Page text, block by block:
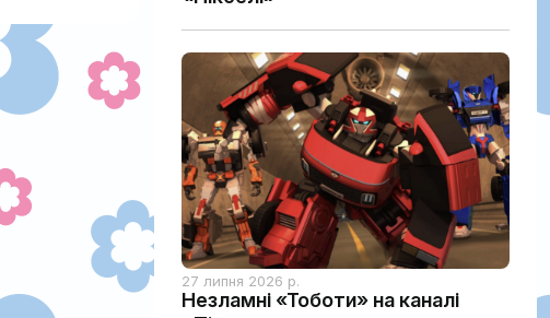
27 липня 2026 р.
Незламні «Тоботи» на каналі